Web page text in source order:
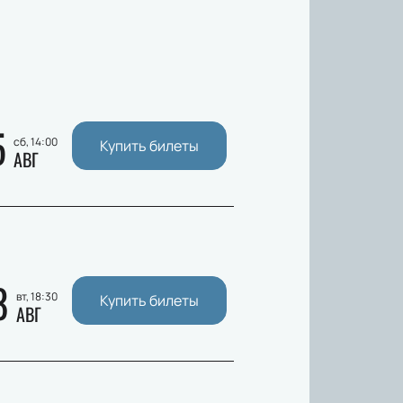
сб, 14:00
АВГ Купить билеты
вт, 18:30
АВГ Купить билеты